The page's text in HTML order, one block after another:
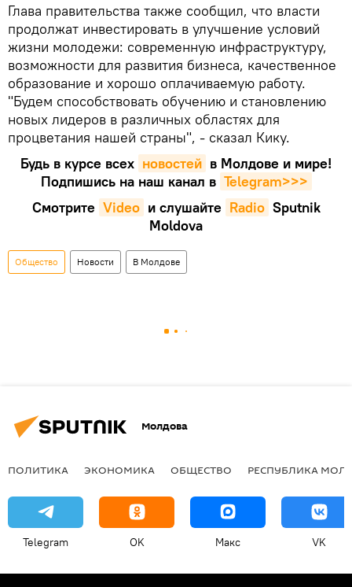
Глава правительства также сообщил, что власти
продолжат инвестировать в улучшение условий
жизни молодежи: современную инфраструктуру,
возможности для развития бизнеса, качественное
образование и хорошо оплачиваемую работу.
"Будем способствовать обучению и становлению
новых лидеров в различных областях для
процветания нашей страны", - сказал Кику.
Будь в курсе всех новостей в Молдове и мире!
Подпишись на наш канал в Telegram>>>
Смотрите Video и слушайте Radio Sputnik
Moldova
Общество Новости В Молдове
Молдова
ПОЛИТИКА ЭКОНОМИКА ОБЩЕСТВО РЕСПУБЛИКА
Telegram OK Макс VK